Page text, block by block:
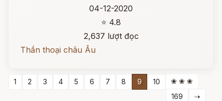
04-12-2020
⭐ 4.8
2,637 lượt đọc
Thần thoại châu Âu
1 2 3 4 5 6 7 8 9 10
❀ ❀ ❀
169
⇢